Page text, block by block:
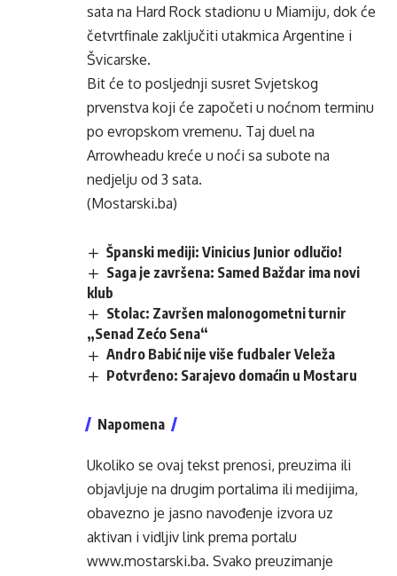
sata na Hard Rock stadionu u Miamiju, dok će
četvrtfinale zaključiti utakmica Argentine i
Švicarske.
Bit će to posljednji susret Svjetskog
prvenstva koji će započeti u noćnom terminu
po evropskom vremenu. Taj duel na
Arrowheadu kreće u noći sa subote na
nedjelju od 3 sata.
(Mostarski.ba)
Španski mediji: Vinicius Junior odlučio!
Saga je završena: Samed Baždar ima novi
klub
Stolac: Završen malonogometni turnir
„Senad Zećo Sena“
Andro Babić nije više fudbaler Veleža
Potvrđeno: Sarajevo domaćin u Mostaru
Napomena
Ukoliko se ovaj tekst prenosi, preuzima ili
objavljuje na drugim portalima ili medijima,
obavezno je jasno navođenje izvora uz
aktivan i vidljiv link prema portalu
www.mostarski.ba. Svako preuzimanje